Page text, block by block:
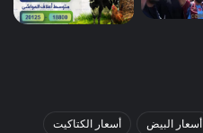
أسعار البيض أسعار الكتاكيت